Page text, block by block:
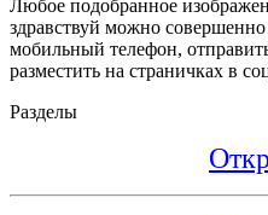
Любое подобранное
здравствуй можно совершенно
мобильный телефон,
разместить на страничках в
Разделы